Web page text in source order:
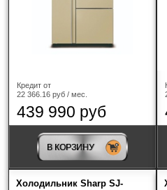
Только в наличии
ASKO
Bertazzoni(1)
Bosch(16)
Кредит от
22 366.16 руб / мес.
439 990 руб
В КОРЗИНУ
Холодильник Sharp SJ-